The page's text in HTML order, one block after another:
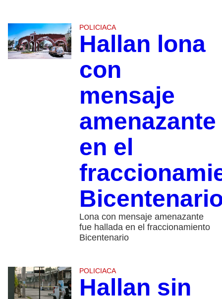
POLICIACA
Hallan lona
con
mensaje
amenazante
en el
Lona con mensaje amenazante
fue hallada en el fraccionamiento
Bicentenario
POLICIACA
Hallan sin